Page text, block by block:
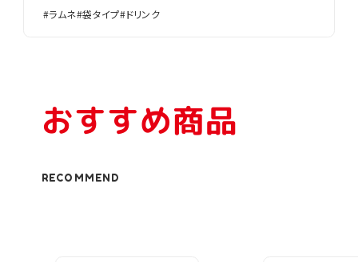
#ラムネ#袋タイプ#ドリンク
おすすめ商品
RECOMMEND